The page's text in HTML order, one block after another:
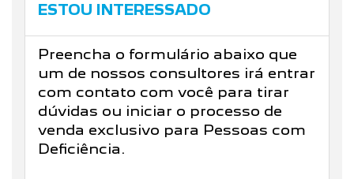
ESTOU INTERESSADO
Preencha o formulário abaixo que
um de nossos consultores irá entrar
com contato com você para tirar
dúvidas ou iniciar o processo de
venda exclusivo para Pessoas com
Deficiência.